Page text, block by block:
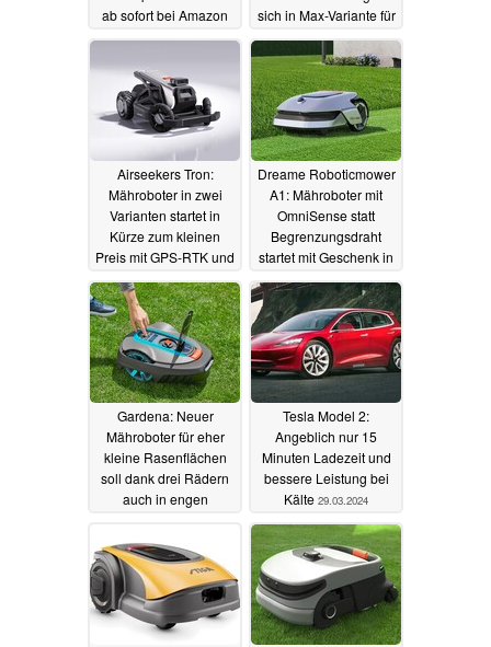
ab sofort bei Amazon
erhältlich30.04.2024
sich in Max-Variante für
bis zu 5.000 m²
18.04.2024
Airseekers Tron:
Mähroboter in zwei
Varianten startet in
Kürze zum kleinen
Preis mit GPS-RTK und
optischer Sensorik für
bis zu 6.000 m²
07.04.2024
Dreame Roboticmower
A1: Mähroboter mit
OmniSense statt
Begrenzungsdraht
startet mit Geschenk in
den Verkauf04.04.2024
Gardena: Neuer
Mähroboter für eher
kleine Rasenflächen
soll dank drei Rädern
auch in engen
klarkommen
Tesla Model 2:
Angeblich nur 15
Minuten Ladezeit und
bessere Leistung bei
Kälte 29.03.2024